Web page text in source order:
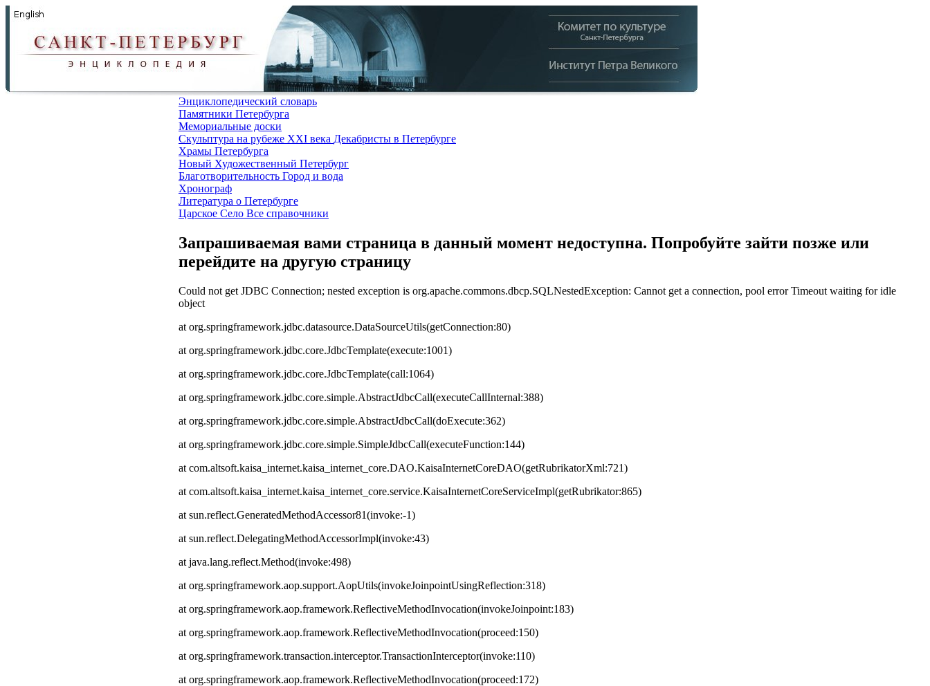
Энциклопедический словарь
Памятники Петербурга
Мемориальные доски
Скульптура на рубеже XXI века Декабристы в Петербурге
Храмы Петербурга
Новый Художественный Петербург
Благотворительность Город и вода
Хронограф
Литература о Петербурге
Царское Село Все справочники
Запрашиваемая вами страница в данный момент недоступна. Попробуйте зайти позже или
перейдите на другую страницу
Could not get JDBC Connection; nested exception is org.apache.commons.dbcp.SQLNestedException: Cannot get a connection, pool error Timeout waiting for idle
object
at org.springframework.jdbc.datasource.DataSourceUtils(getConnection:80)
at org.springframework.jdbc.core.JdbcTemplate(execute:1001)
at org.springframework.jdbc.core.JdbcTemplate(call:1064)
at org.springframework.jdbc.core.simple.AbstractJdbcCall(executeCallInternal:388)
at org.springframework.jdbc.core.simple.AbstractJdbcCall(doExecute:362)
at org.springframework.jdbc.core.simple.SimpleJdbcCall(executeFunction:144)
at com.altsoft.kaisa_internet.kaisa_internet_core.DAO.KaisaInternetCoreDAO(getRubrikatorXml:721)
at com.altsoft.kaisa_internet.kaisa_internet_core.service.KaisaInternetCoreServiceImpl(getRubrikator:865)
at sun.reflect.GeneratedMethodAccessor81(invoke:-1)
at sun.reflect.DelegatingMethodAccessorImpl(invoke:43)
at java.lang.reflect.Method(invoke:498)
at org.springframework.aop.support.AopUtils(invokeJoinpointUsingReflection:318)
at org.springframework.aop.framework.ReflectiveMethodInvocation(invokeJoinpoint:183)
at org.springframework.aop.framework.ReflectiveMethodInvocation(proceed:150)
at org.springframework.transaction.interceptor.TransactionInterceptor(invoke:110)
at org.springframework.aop.framework.ReflectiveMethodInvocation(proceed:172)